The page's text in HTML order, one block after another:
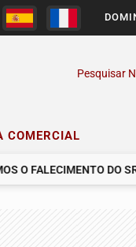
Pesquisar
COMERCIAL
DO SR.